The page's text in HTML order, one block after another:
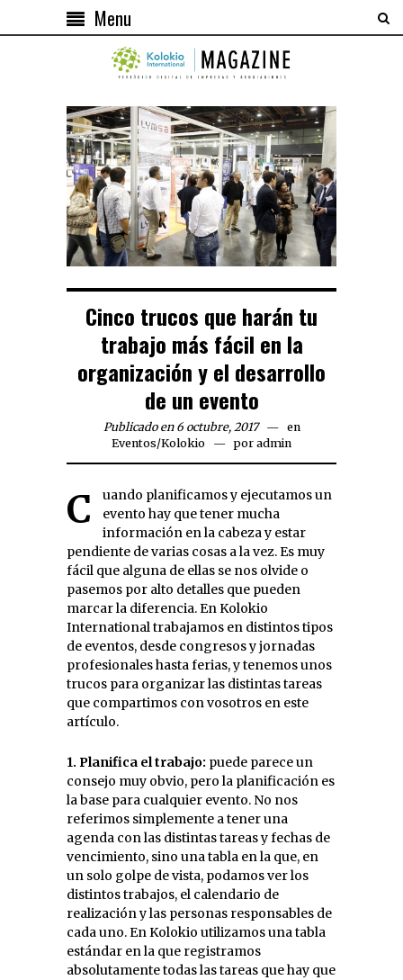
Menu
Cinco trucos que harán tu
trabajo más fácil en la
organización y el desarrollo
de un evento
Publicado en 6 octubre, 2017
en
Eventos/Kolokio por admin
Cuando planificamos y ejecutamos un
evento hay que tener mucha
información en la cabeza y estar
pendiente de varias cosas a la vez. Es muy
fácil que alguna de ellas se nos olvide o
pasemos por alto detalles que pueden
marcar la diferencia. En Kolokio
International trabajamos en distintos tipos
de eventos, desde congresos y jornadas
profesionales hasta ferias, y tenemos unos
trucos para organizar las distintas tareas
que compartimos con vosotros en este
artículo.
1. Planifica el trabajo: puede parece un
consejo muy obvio, pero la planificación es
la base para cualquier evento. No nos
referimos simplemente a tener una
agenda con las distintas tareas y fechas de
vencimiento, sino una tabla en la que, en
un solo golpe de vista, podamos ver los
distintos trabajos, el calendario de
realización y las personas responsables de
cada uno. En Kolokio utilizamos una tabla
estándar en la que registramos
absolutamente todas las tareas que hay que